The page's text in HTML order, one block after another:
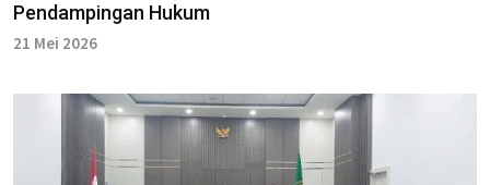
Pendampingan Hukum
21 Mei 2026